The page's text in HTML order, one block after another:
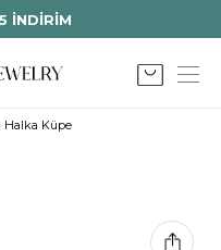
İNDİRİM
Halka Küpe